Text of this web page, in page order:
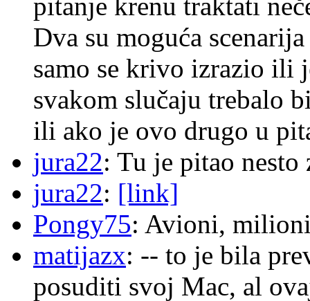
pitanje krenu traktati
Dva su moguća
samo se krivo izrazio ili
svakom slučaju trebalo
ili ako je ovo drugo u
jura22: Tu je pitao
jura22: [link]
Pongy75: Avioni,
matijazx: -- to je bila
posuditi svoj Mac, al